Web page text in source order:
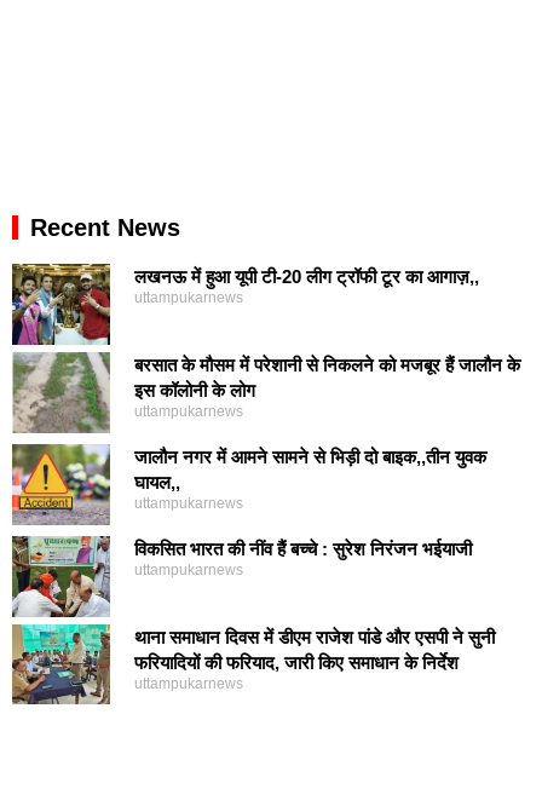
Recent News
लखनऊ में हुआ यूपी टी-20 लीग ट्रॉफी टूर का आगाज़,,
uttampukarnews
बरसात के मौसम में परेशानी से निकलने को मजबूर हैं जालौन के
इस कॉलोनी के लोग
uttampukarnews
जालौन नगर में आमने सामने से भिड़ी दो बाइक,,तीन युवक
घायल,,
uttampukarnews
विकसित भारत की नींव हैं बच्चे : सुरेश निरंजन भईयाजी
uttampukarnews
थाना समाधान दिवस में डीएम राजेश पांडे और एसपी ने सुनी
फरियादियों की फरियाद, जारी किए समाधान के निर्देश
uttampukarnews